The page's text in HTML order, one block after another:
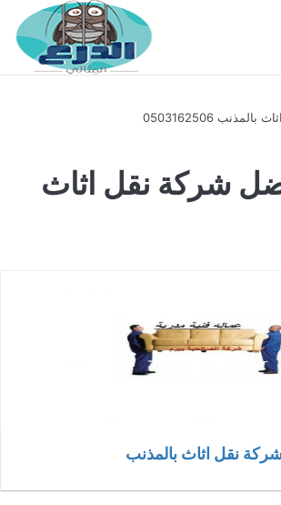
0503162506
شركة نقل اثاث
نقل اثاث بالمذنب